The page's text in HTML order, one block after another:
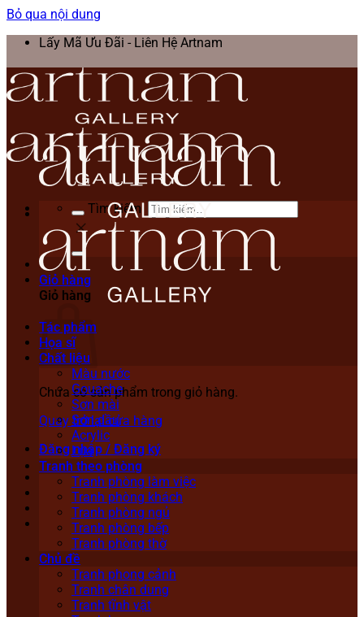
Bỏ qua nội dung
Lấy Mã Ưu Đãi - Liên Hệ Artnam
Tìm kiếm:
Giỏ hàng
Giỏ hàng
Chưa có sản phẩm trong giỏ hàng.
Quay trở lại cửa hàng
Đăng nhập / Đăng ký
Tác phẩm
Họa sĩ
Chất liệu
Màu nước
Gouache
Sơn mài
Sơn dầu
Acrylic
Lụa
Tranh theo phòng
Tranh phòng làm việc
Tranh phòng khách
Tranh phòng ngủ
Tranh phòng bếp
Tranh phòng thờ
Chủ đề
Tranh phong cảnh
Tranh chân dung
Tranh tĩnh vật